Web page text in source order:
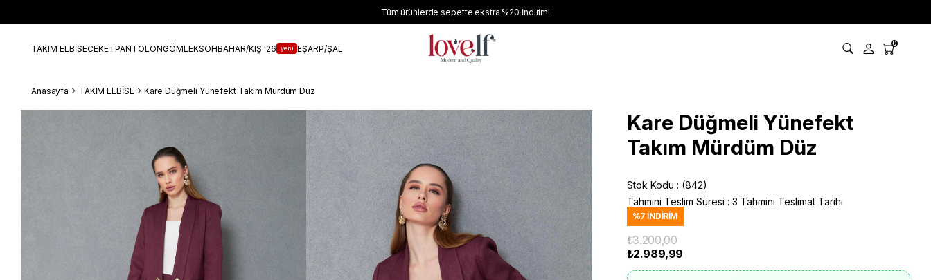
Tüm ürünlerde sepette ekstra %20 İndirim!
TAKIM ELBİSECEKETPANTOLONGÖMLEKSOHBAHAR/KIŞ '26 yeni EŞARP/ŞAL 0
Anasayfa TAKIM ELBİSE Kare Düğmeli Yünefekt Takım Mürdüm Düz
Kare Düğmeli Yünefekt
Takım Mürdüm Düz
Stok Kodu
(842)
Tahmini Teslim Süresi : 3 Tahmini Teslimat Tarihi
%7 İNDIRIM
₺3.200,00
₺2.989,99